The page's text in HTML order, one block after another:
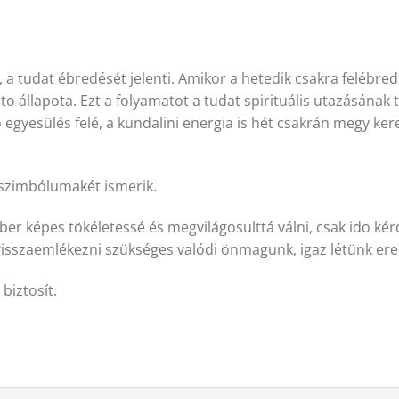
tudat ébredését jelenti. Amikor a hetedik csakra
állapota. Ezt a folyamatot a tudat spirituális utazásának
felé, a kundalini energia is hét csakrán megy
ismerik.
képes tökéletessé és megvilágosulttá válni, csak ido
szükséges valódi önmagunk, igaz létünk
biztosít.